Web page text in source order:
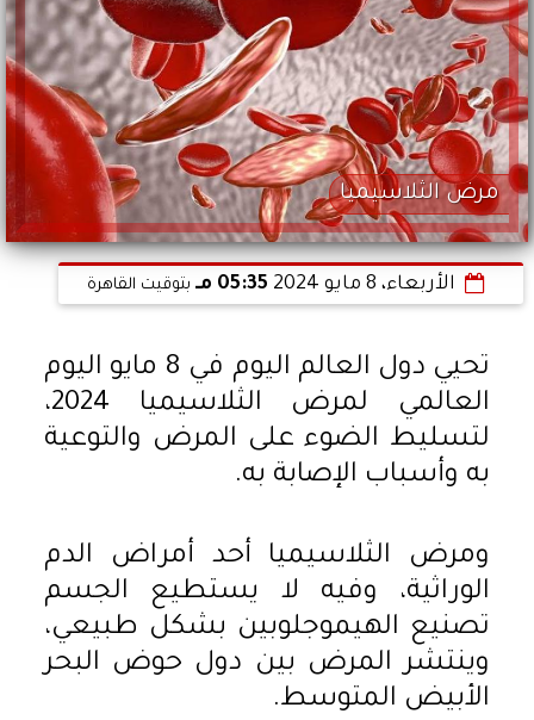
مرض الثلاسيميا
الأربعاء، 8 مايو 2024 05:35 مـ بتوقيت القاهرة
تحيي دول العالم اليوم في 8 مايو اليوم
العالمي لمرض الثلاسيميا 2024،
لتسليط الضوء على المرض والتوعية
به وأسباب الإصابة به.
ومرض الثلاسيميا أحد أمراض الدم
الوراثية، وفيه لا يستطيع الجسم
تصنيع الهيموجلوبين بشكل طبيعي،
وينتشر المرض بين دول حوض البحر
الأبيض المتوسط.​